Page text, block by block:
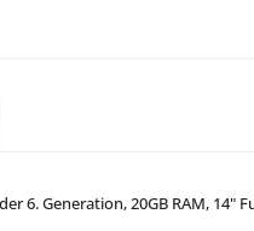
6. Generation, 20GB RAM, 14"